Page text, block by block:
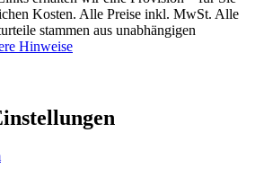
Kosten. Alle Preise inkl. MwSt. Alle
stammen aus unabhängigen
Hinweise